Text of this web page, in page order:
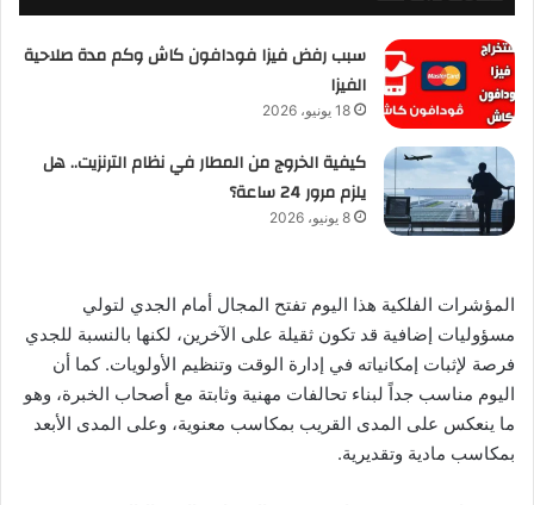
سبب رفض فيزا فودافون كاش وكم مدة صلاحية
الفيزا
18 يونيو، 2026
كيفية الخروج من المطار في نظام الترنزيت.. هل
يلزم مرور 24 ساعة؟
8 يونيو، 2026
المؤشرات الفلكية هذا اليوم تفتح المجال أمام الجدي لتولي
مسؤوليات إضافية قد تكون ثقيلة على الآخرين، لكنها بالنسبة للجدي
فرصة لإثبات إمكانياته في إدارة الوقت وتنظيم الأولويات. كما أن
اليوم مناسب جداً لبناء تحالفات مهنية وثابتة مع أصحاب الخبرة، وهو
ما ينعكس على المدى القريب بمكاسب معنوية، وعلى المدى الأبعد
بمكاسب مادية وتقديرية.